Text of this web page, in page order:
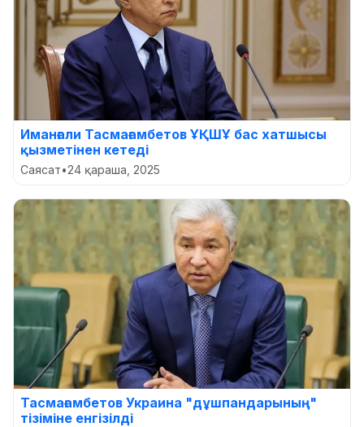
Иманғали Тасмағамбетов ҰҚШҰ бас хатшысы
қызметінен кетеді
Саясат•24 қараша, 2025
Тасмағамбетов Украина "дұшпандарының"
тізіміне енгізілді